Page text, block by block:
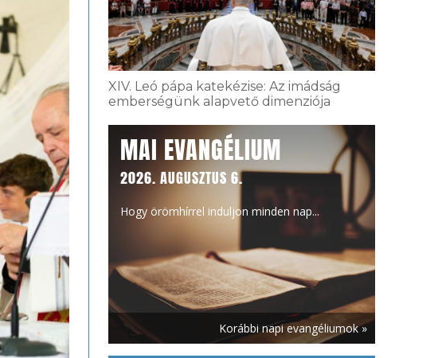
XIV. Leó pápa katekézise: Az imádság
emberségünk alapvető dimenziója
MAI EVANGÉLIUM
2026. AUGUSZTUS 6.
Hogy örömhírrel induljon minden nap...
Korábbi napi evangéliumok »